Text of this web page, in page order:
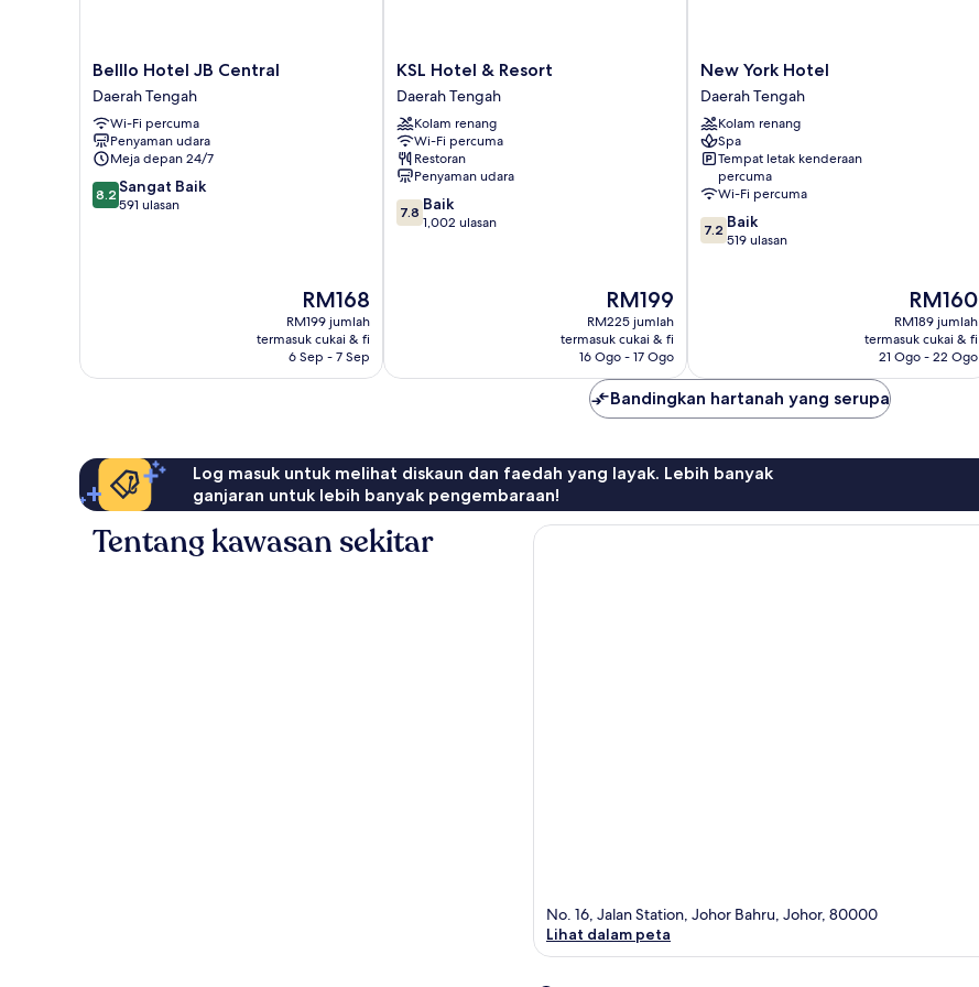
Belllo
Hotel
JB
Central
Daerah
Tengah
Belllo Hotel JB Central
Daerah Tengah
Wi-Fi percuma
Penyaman udara
Meja depan 24/7
8.2
daripada
8.2 Sangat Baik
591 ulasan
Harga
ialah
RM168
RM168
RM199 jumlah
termasuk cukai & fi
6 Sep - 7 Sep
KSL
Hotel
&
Resort
Daerah
Tengah
KSL Hotel & Resort
Daerah Tengah
Kolam renang
Wi-Fi percuma
Restoran
Penyaman udara
7.8
daripada
7.8 Baik
1,002 ulasan
Harga
ialah
RM199
RM199
RM225 jumlah
termasuk cukai & fi
16 Ogo - 17 Ogo
New
York
Hotel
Daerah
Tengah
New York Hotel
Daerah Tengah
Kolam renang
Spa
Tempat letak kenderaan
percuma
Wi-Fi percuma
7.2
daripada
7.2 Baik
519 ulasan
Harga
ialah
RM160
RM160
RM189 jumlah
termasuk cukai & fi
21 Ogo - 22 Ogo
Bandingkan hartanah yang serupa
Log masuk untuk melihat diskaun dan faedah yang layak. Lebih banyak
ganjaran untuk lebih banyak pengembaraan!
Tentang kawasan sekitar
No. 16, Jalan Station, Johor Bahru, Johor, 80000
Lihat dalam peta